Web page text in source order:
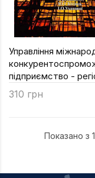
Управління
підприємство -
310 грн
Показано з